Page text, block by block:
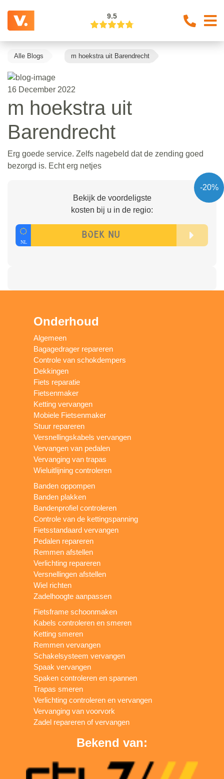
9.5
Alle Blogs m hoekstra uit Barendrecht
16 December 2022
m hoekstra uit
Barendrecht
Erg goede service. Zelfs nagebeld dat de zending goed
bezorgd is. Echt erg netjes
-20%
Bekijk de voordeligste
kosten bij u in de regio:
Onderhoud
Algemeen
Bagagedrager repareren
Controle van schokdempers
Dekkingen
Fiets reparatie
Fietsenmaker
Ketting vervangen
Mobiele Fietsenmaker
Stuur repareren
Versnellingskabels vervangen
Vervangen van pedalen
Vervanging van trapas
Wieluitlijning controleren
Banden oppompen
Banden plakken
Bandenprofiel controleren
Controle van de kettingspanning
Fietsstandaard vervangen
Pedalen repareren
Remmen afstellen
Verlichting repareren
Versnellingen afstellen
Wiel richten
Zadelhoogte aanpassen
Fietsframe schoonmaken
Kabels controleren en smeren
Ketting smeren
Remmen vervangen
Schakelsysteem vervangen
Spaak vervangen
Spaken controleren en spannen
Trapas smeren
Verlichting controleren en vervangen
Vervanging van voorvork
Zadel repareren of vervangen
Bekend van: